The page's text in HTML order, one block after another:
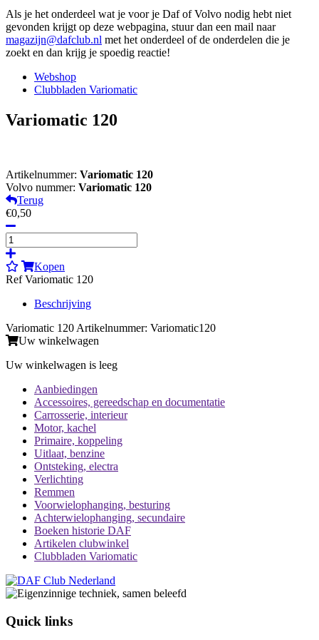
Als je het onderdeel wat je voor je Daf of Volvo nodig hebt niet
gevonden krijgt op deze webpagina, stuur dan een mail naar
magazijn@dafclub.nl met het onderdeel of de onderdelen die je
zoekt en dan krijg je spoedig reactie!
Webshop
Clubbladen Variomatic
Variomatic 120
Artikelnummer: Variomatic 120
Volvo nummer: Variomatic 120
Terug
€0,50
Kopen
Ref Variomatic 120
Beschrijving
Variomatic 120 Artikelnummer: Variomatic120
Uw winkelwagen
Uw winkelwagen is leeg
Aanbiedingen
Accessoires, gereedschap en documentatie
Carrosserie, interieur
Motor, kachel
Primaire, koppeling
Uitlaat, benzine
Ontsteking, electra
Verlichting
Remmen
Voorwielophanging, besturing
Achterwielophanging, secundaire
Boeken historie DAF
Artikelen clubwinkel
Clubbladen Variomatic
Quick links